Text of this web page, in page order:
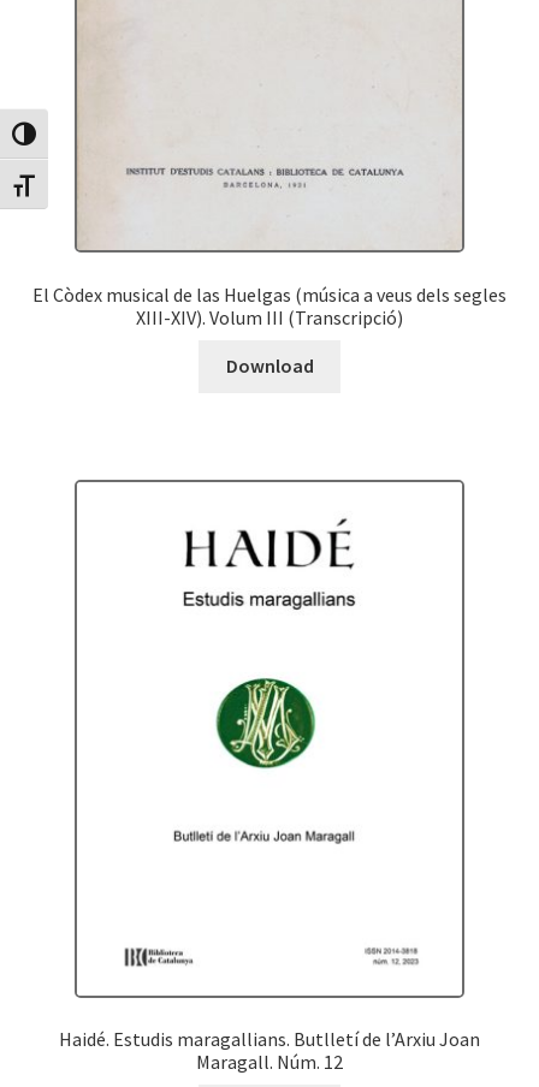
Canvia Alt Contrast
Canvia mida de lletra
El Còdex musical de las Huelgas (música a veus dels segles
XIII-XIV). Volum III (Transcripció)
Download
Haidé. Estudis maragallians. Butlletí de l’Arxiu Joan
Maragall. Núm. 12